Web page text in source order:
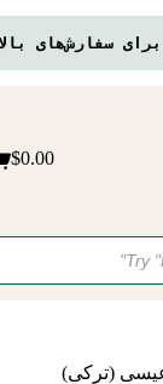
بالای ۹۹ دلار
سبد$0.00
(ترکی)